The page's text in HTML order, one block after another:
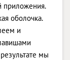
приложения.
оболочка.
и
мы